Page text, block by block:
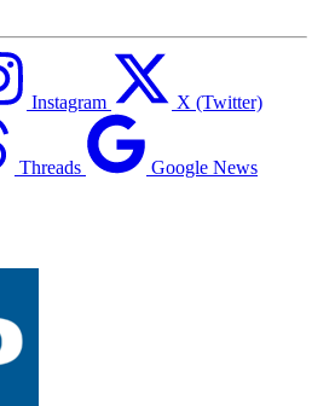
Instagram X (Twitter)
Threads Google News